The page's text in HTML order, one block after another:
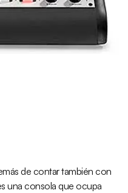
de contar también con
una consola que ocupa